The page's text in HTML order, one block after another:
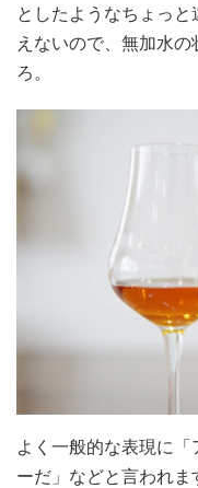
としたようなちょっ
えないので、無加水
ろ。
よく一般的な表現に
ーだ」などと言われ